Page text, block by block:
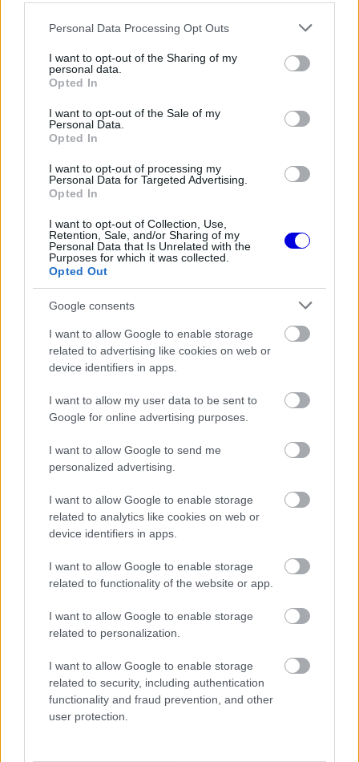
Please note that this website/app uses one or more Google
not limited to your visit or usage behaviour. You may click to
grant or deny consent to Google and its third-party tags to
use your data for below specified purposes in below Google
consent section.
Personal Data Processing Opt Outs
I want to opt-out of the Sharing of my
personal data.
Opted In
I want to opt-out of the Sale of my
Personal Data.
Opted In
I want to opt-out of processing my
Personal Data for Targeted Advertising.
Opted In
I want to opt-out of Collection, Use,
Retention, Sale, and/or Sharing of my
Personal Data that Is Unrelated with the
Purposes for which it was collected.
Opted Out
Google consents
I want to allow Google to enable storage
related to advertising like cookies on web or
device identifiers in apps.
I want to allow my user data to be sent to
Google for online advertising purposes.
I want to allow Google to send me
personalized advertising.
I want to allow Google to enable storage
related to analytics like cookies on web or
device identifiers in apps.
I want to allow Google to enable storage
related to functionality of the website or app.
I want to allow Google to enable storage
related to personalization.
I want to allow Google to enable storage
related to security, including authentication
functionality and fraud prevention, and other
user protection.
is
modal
is not supported.
Az autó viselkedése a legutóbbi Kanadai
és gyengeségeit. Az SF-26 az egyenesekben
némileg elmaradt a riválisoktól végsebességben, a
kanyarokban és a rázóköveken azonban
kiemelkedően jól teljesített. A szakértők emiatt
úgy vélik, hogy a soron következő monacói utcai
pályán a maranellóiak lehetnek a győzelem
Meggondolta magát a McLaren
Max Verstappen átigazolásával
kapcsolatban
FORMA-1
beszélhet a távozásáról Helmut
Marko
FORMA-1
Amerikai versenysorozatban